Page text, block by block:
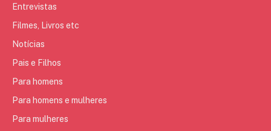
Entrevistas
Filmes, Livros etc
Notícias
Pais e Filhos
Para homens
Para homens e mulheres
Para mulheres